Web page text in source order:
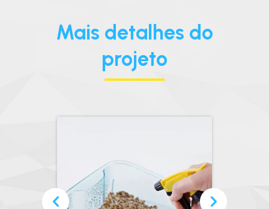
Mais detalhes do
projeto